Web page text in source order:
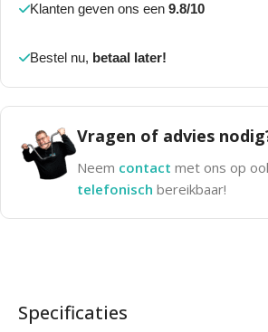
Klanten geven ons een 9.8/10
Bestel nu, betaal later!
Vragen of advies
Neem contact met ons op
telefonisch bereikbaar!
Specificaties